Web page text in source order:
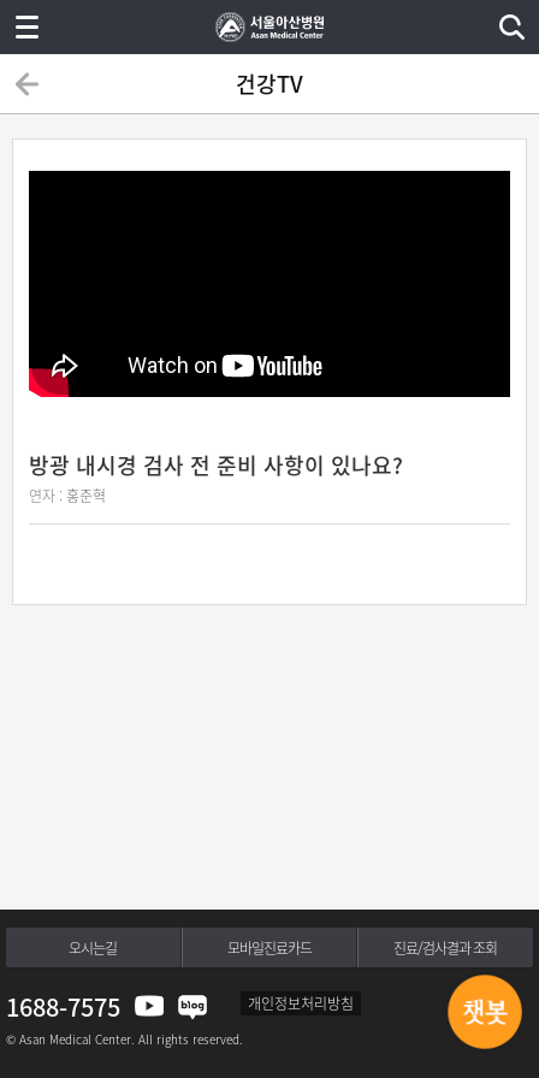
건강TV
방광 내시경 검사 전 준비 사항이 있나요?
연자 : 홍준혁
오시는길 모바일진료카드 진료/검사결과 조회
1688-7575 개인정보처리방침
© Asan Medical Center. All rights reserved.